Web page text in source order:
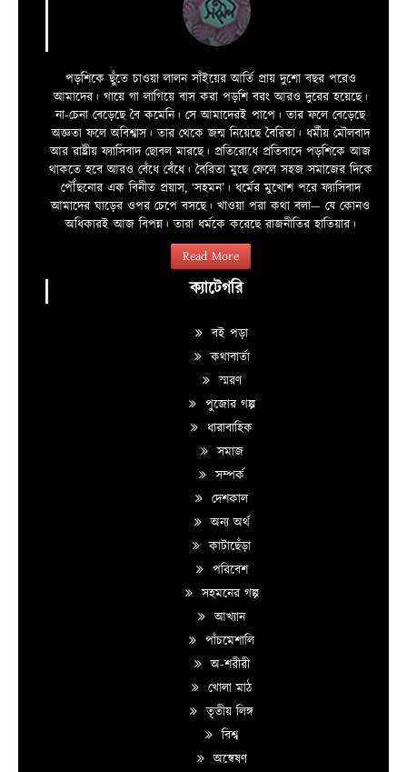
পড়শিকে ছুঁতে চাওয়া লালন সাঁইয়ের আর্তি প্রায় দুশো বছর পরেও
আমাদের। গায়ে গা লাগিয়ে বাস করা পড়শি বরং আরও দুরের হয়েছে।
না-চেনা বেড়েছে বৈ কমেনি। সে আমাদেরই পাপে। তার ফলে বেড়েছে
অজ্ঞতা ফলে অবিশ্বাস। তার থেকে জন্ম নিয়েছে বৈরিতা। ধর্মীয় মৌলবাদ
আর রাষ্ট্রীয় ফ্যাসিবাদ ছোবল মারছে। প্রতিরোধে প্রতিবাদে পড়শিকে আজ
থাকতে হবে আরও বেঁধে বেঁধে। বৈরিতা মুছে ফেলে সহজ সমাজের দিকে
পৌঁছনোর এক বিনীত প্রয়াস, ‘সহমন’। ধর্মের মুখোশ পরে ফ্যাসিবাদ
আমাদের ঘাড়ের ওপর চেপে বসছে। খাওয়া পরা কথা বলা—­­ যে কোনও
অধিকারই আজ বিপন্ন। তারা ধর্মকে করেছে রাজনীতির হাতিয়ার।
Read More
ক্যাটেগরি
বই পড়া
কথাবার্তা
স্মরণ
পুজোর গল্প
ধারাবাহিক
সমাজ
সম্পর্ক
দেশকাল
অন্য অর্থ
কাটাছেঁড়া
পরিবেশ
সহমনের গল্প
আখ্যান
পাঁচমেশালি
অ-শরীরী
খোলা মাঠ
তৃতীয় লিঙ্গ
বিশ্ব
অন্বেষণ